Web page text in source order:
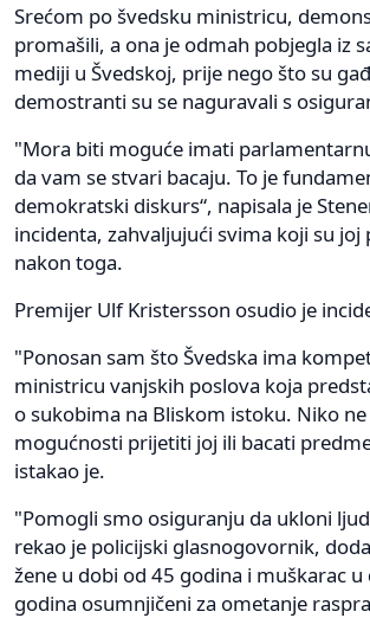
Srećom po švedsku ministricu,
promašili, a ona je odmah pobjegla iz
mediji u Švedskoj, prije nego što su
demostranti su se naguravali s
"Mora biti moguće imati
da vam se stvari bacaju. To je
demokratski diskurs“, napisala je
incidenta, zahvaljujući svima koji su
nakon toga.
Premijer Ulf Kristersson osudio je
"Ponosan sam što Švedska ima
ministricu vanjskih poslova koja
o sukobima na Bliskom istoku. Niko
mogućnosti prijetiti joj ili bacati
istakao je.
"Pomogli smo osiguranju da ukloni
rekao je policijski glasnogovornik,
žene u dobi od 45 godina i muškarac u
godina osumnjičeni za ometanje